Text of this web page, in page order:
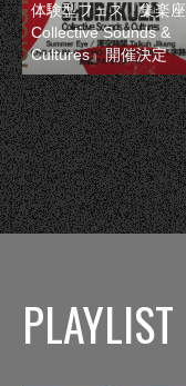
体験型フェス『集楽座
Collective Sounds &
Cultures』開催決定
PLAYLIST